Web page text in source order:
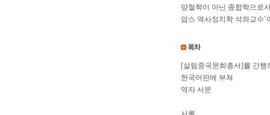
양철학이 아닌 종합학으로
암스 역사정치학 석좌교수`
[살림중국문화총서]를 간행
한국어판에 부쳐
역자 서문